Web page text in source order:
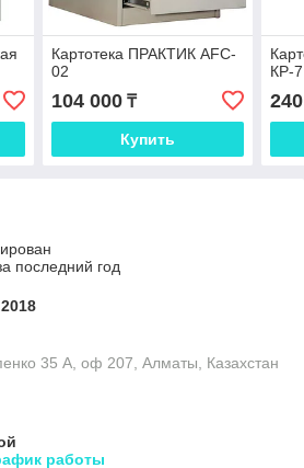
Картотека ПРАКТИК AFC-
02
104 000₸
Купить
КР-7
последний год
35 А, оф 207, Алматы, Казахстан
работы